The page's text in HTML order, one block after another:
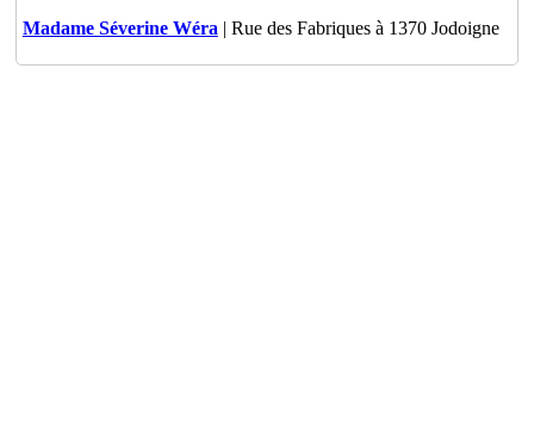
Madame Séverine Wéra | Rue des Fabriques à 1370 Jodoigne